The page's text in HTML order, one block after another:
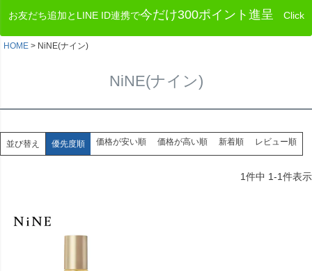
お友だち追加とLINE ID連携で今だけ300ポイント進呈 Click
HOME NiNE(ナイン)
NiNE(ナイン)
並び替え 優先度順 価格が安い順 価格が高い順 新着順 レビュー順
1件中 1-1件表示